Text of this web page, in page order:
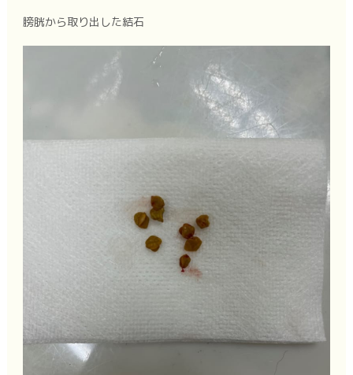
膀胱から取り出した結石